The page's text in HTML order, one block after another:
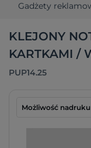
Gadżety
KLEJONY
KARTKAMI /
PUP14.25
Możliwość nadruku